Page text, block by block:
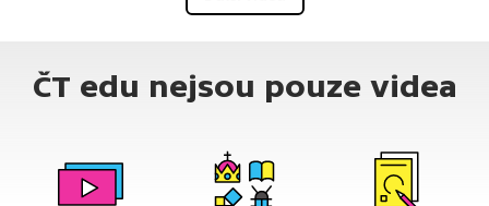
ČT edu nejsou pouze videa